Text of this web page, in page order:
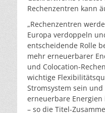
Rechenzentren kann
„Rechenzentren
Europa verdoppeln
entscheidende Rolle
mehr erneuerbarer
und Colocation-
wichtige
Stromsystem sein
erneuerbare
– so die Titel-